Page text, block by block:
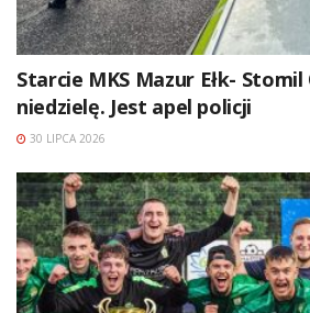
Starcie MKS Mazur Ełk-
niedzielę. Jest apel policji
30 LIPCA 2026